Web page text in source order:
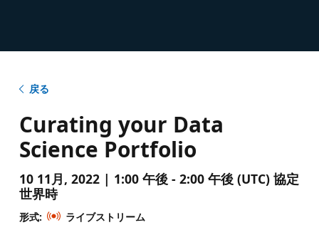
戻る
Curating your Data
Science Portfolio
10 11月, 2022 | 1:00 午後 - 2:00 午後 (UTC) 協定
世界時
形式:
ライブストリーム